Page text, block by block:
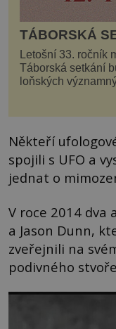
TÁBORSKÁ
Letošní 33. ročník
Táborská setkání
loňských
poli
Někteří
spojili s UFO a
jednat o
V roce 2014 dva
a Jason Dunn,
zveřejnili na
podivného